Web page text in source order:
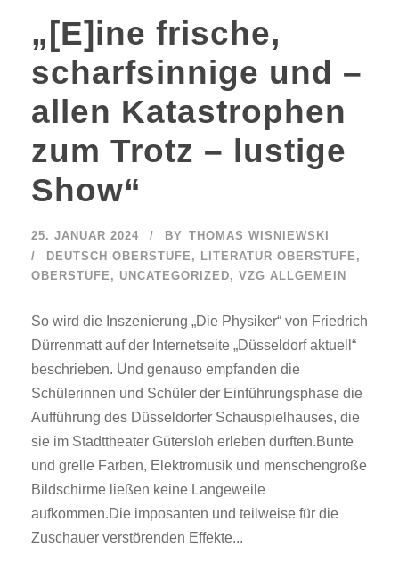
„[E]ine frische,
scharfsinnige und –
allen Katastrophen
zum Trotz – lustige
Show“
25. JANUAR 2024 BY THOMAS WISNIEWSKI
DEUTSCH OBERSTUFE , LITERATUR OBERSTUFE ,
OBERSTUFE , UNCATEGORIZED, VZG ALLGEMEIN
So wird die Inszenierung „Die Physiker“ von Friedrich
Dürrenmatt auf der Internetseite „Düsseldorf aktuell“
beschrieben. Und genauso empfanden die
Schülerinnen und Schüler der Einführungsphase die
Aufführung des Düsseldorfer Schauspielhauses, die
sie im Stadttheater Gütersloh erleben durften.Bunte
und grelle Farben, Elektromusik und menschengroße
Bildschirme ließen keine Langeweile
aufkommen.Die imposanten und teilweise für die
Zuschauer verstörenden Effekte...